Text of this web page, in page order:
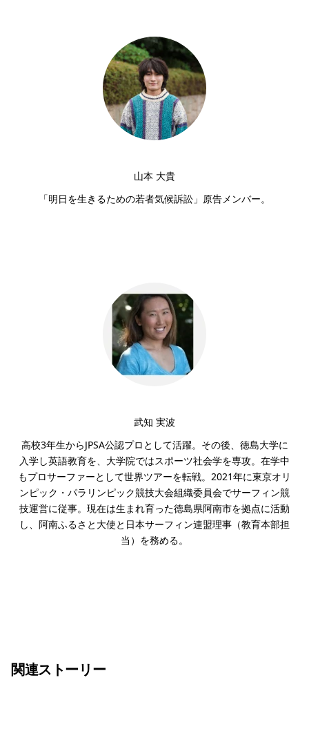
山本 大貴
「明日を生きるための若者気候訴訟」原告メンバー。
武知 実波
高校3年生からJPSA公認プロとして活躍。その後、徳島大学に
入学し英語教育を、大学院ではスポーツ社会学を専攻。在学中
もプロサーファーとして世界ツアーを転戦。2021年に東京オリ
ンピック・パラリンピック競技大会組織委員会でサーフィン競
技運営に従事。現在は生まれ育った徳島県阿南市を拠点に活動
し、阿南ふるさと大使と日本サーフィン連盟理事（教育本部担
当）を務める。
関連ストーリー